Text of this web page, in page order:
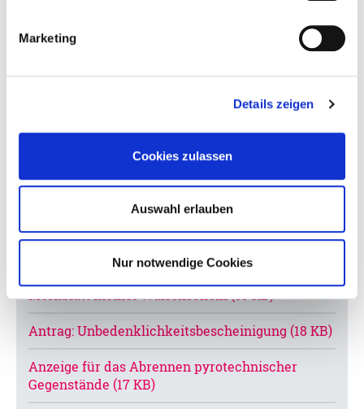
Marketing
Details zeigen
Cookies zulassen
Auswahl erlauben
Nur notwendige Cookies
Abteilung 22, Ordnung und Straßenverkehr
Wichtige Downloads
Alle Unterlagen können Sie hier
herunterladen
Antrag: Erlaubnis nach Paragraph 27
Sprengstoffgesetz (113 KB)
Merkblatt kleiner Waffenschein (59 KB)
Antrag: Unbedenklichkeitsbescheinigung (18 KB)
Anzeige für das Abrennen pyrotechnischer
Gegenstände (17 KB)